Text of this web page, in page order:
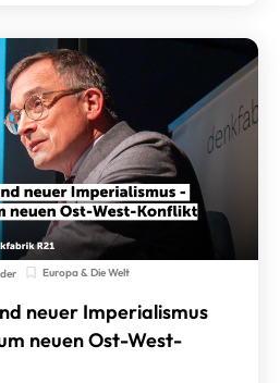
Europa & Die Welt
neuer Imperialismus
neuen Ost-West-